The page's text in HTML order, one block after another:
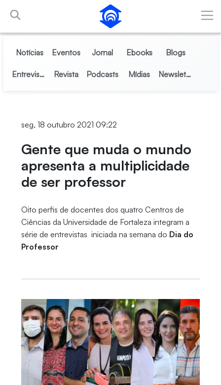
Pular para o Conteúdo principal
Notícias Eventos Jornal Ebooks Blogs
Entrevistas Revista Podcasts Mídias Newsletter
seg, 18 outubro 2021 09:22
Gente que muda o mundo
apresenta a multiplicidade
de ser professor
Oito perfis de docentes dos quatro Centros de
Ciências da Universidade de Fortaleza integram a
série de entrevistas iniciada na semana do Dia do
Professor